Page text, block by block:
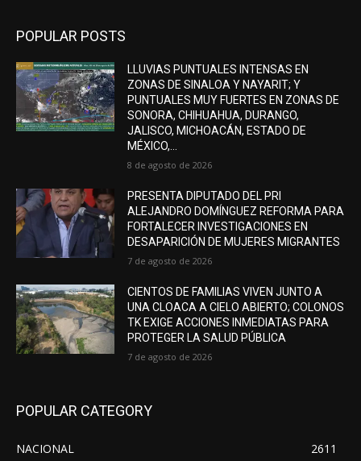
POPULAR POSTS
LLUVIAS PUNTUALES INTENSAS EN
ZONAS DE SINALOA Y NAYARIT; Y
PUNTUALES MUY FUERTES EN ZONAS DE
SONORA, CHIHUAHUA, DURANGO,
JALISCO, MICHOACÁN, ESTADO DE
MÉXICO,...
8 de agosto de 2026
PRESENTA DIPUTADO DEL PRI
ALEJANDRO DOMÍNGUEZ REFORMA PARA
FORTALECER INVESTIGACIONES EN
DESAPARICIÓN DE MUJERES MIGRANTES
7 de agosto de 2026
CIENTOS DE FAMILIAS VIVEN JUNTO A
UNA CLOACA A CIELO ABIERTO; COLONOS
TK EXIGE ACCIONES INMEDIATAS PARA
PROTEGER LA SALUD PÚBLICA
7 de agosto de 2026
POPULAR CATEGORY
NACIONAL
2611